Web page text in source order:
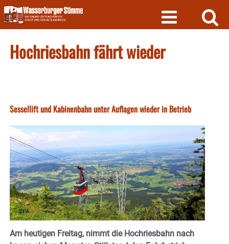
Skip
to
content
Hochriesbahn fährt wieder
Sessellift und Kabinenbahn unter Auflagen wieder in Betrieb
Am heutigen Freitag, nimmt die Hochriesbahn nach